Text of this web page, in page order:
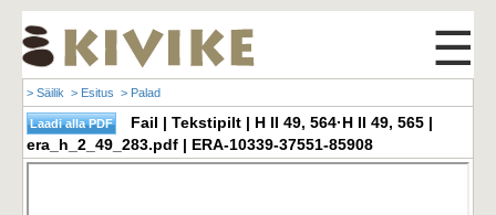
☰
> Säilik > Esitus > Palad
Fail | Tekstipilt | H II 49, 564·H II 49, 565 |
era_h_2_49_283.pdf | ERA-10339-37551-85908